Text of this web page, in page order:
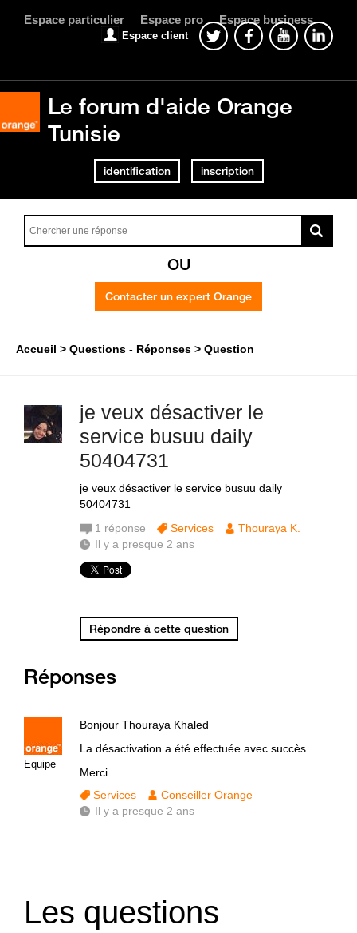
Espace particulier Espace pro Espace business
Espace client
Le forum d'aide Orange
Tunisie
identification inscription
OU
Contacter un expert Orange
Accueil Questions - Réponses Question
je veux désactiver le
service busuu daily
50404731
je veux désactiver le service busuu daily
50404731
1 réponse Services
Thouraya K.
Il y a presque 2 ans
Répondre à cette question
Réponses
Equipe
Bonjour Thouraya Khaled
La désactivation a été effectuée avec succès.
Merci.
Services
Conseiller Orange
Il y a presque 2 ans
Les questions